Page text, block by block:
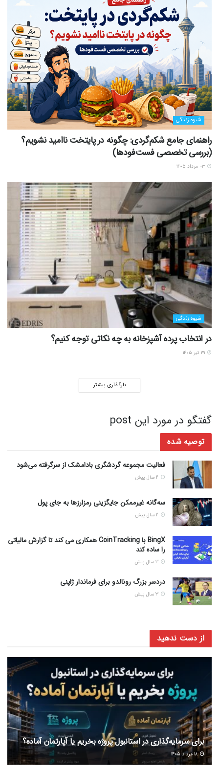
شیوه زندگی
راهنمای جامع شکم‌گردی: چگونه در پایتخت ناامید نشویم؟
(بررسی تخصصی فست‌فودها)
شیوه زندگی
در انتخاب پرده آشپزخانه به چه نکاتی توجه کنیم؟
بارگذاری بیشتر
گفتگو در مورد این post
توصیه شده
فعالیت مجموعه گردشگری بادامشک از سرگرفته می‌شود
سه‌گانه غیر‌ممکن جایگزینی رمزارز‌ها به جای پول
BingX با CoinTracking همکاری می کند تا گزارش مالیاتی
را ساده کند
دردسر بزرگ رونالدو برای فرماندار ژاپنی
از دست ندهید
برای سرمایه‌گذاری در استانبول پروژه بخریم یا آپارتمان آماده؟
۱۸ مرداد ۱۴۰۵